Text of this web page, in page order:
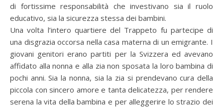
di fortissime responsabilità che investivano sia il ruolo
educativo, sia la sicurezza stessa dei bambini.
Una volta l’intero quartiere del Trappeto fu partecipe di
una disgrazia occorsa nella casa materna di un emigrante. I
giovani genitori erano partiti per la Svizzera ed avevano
affidato alla nonna e alla zia non sposata la loro bambina di
pochi anni. Sia la nonna, sia la zia si prendevano cura della
piccola con sincero amore e tanta delicatezza, per rendere
serena la vita della bambina e per alleggerire lo strazio dei